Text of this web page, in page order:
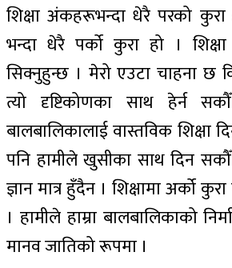
शिक्षा अंकहरूभन्दा धेरै परको कुरा
भन्दा धेरै पर्को कुरा हो ।
सिक्नुहुन्छ । मेरो एउटा चाहना छ
त्यो दृष्टिकोणका साथ हेर्न
बालबालिकालाई वास्तविक शिक्षा
पनि हामीले खुसीका साथ दिन सकौँ
ज्ञान मात्र हुँदैन । शिक्षामा अर्को
। हामीले हाम्रा बालबालिकाको
मानव जातिको रूपमा ।